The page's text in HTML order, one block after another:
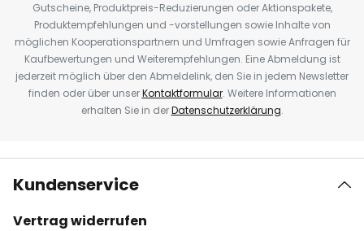
Gutscheine, Produktpreis-Reduzierungen oder Aktionspakete,
Produktempfehlungen und -vorstellungen sowie Inhalte von
möglichen Kooperationspartnern und Umfragen sowie Anfragen für
Kaufbewertungen und Weiterempfehlungen. Eine Abmeldung ist
jederzeit möglich über den Abmeldelink, den Sie in jedem Newsletter
finden oder über unserKontaktformular. Weitere Informationen
erhalten Sie in derDatenschutzerklärung.
Kundenservice
Vertrag widerrufen